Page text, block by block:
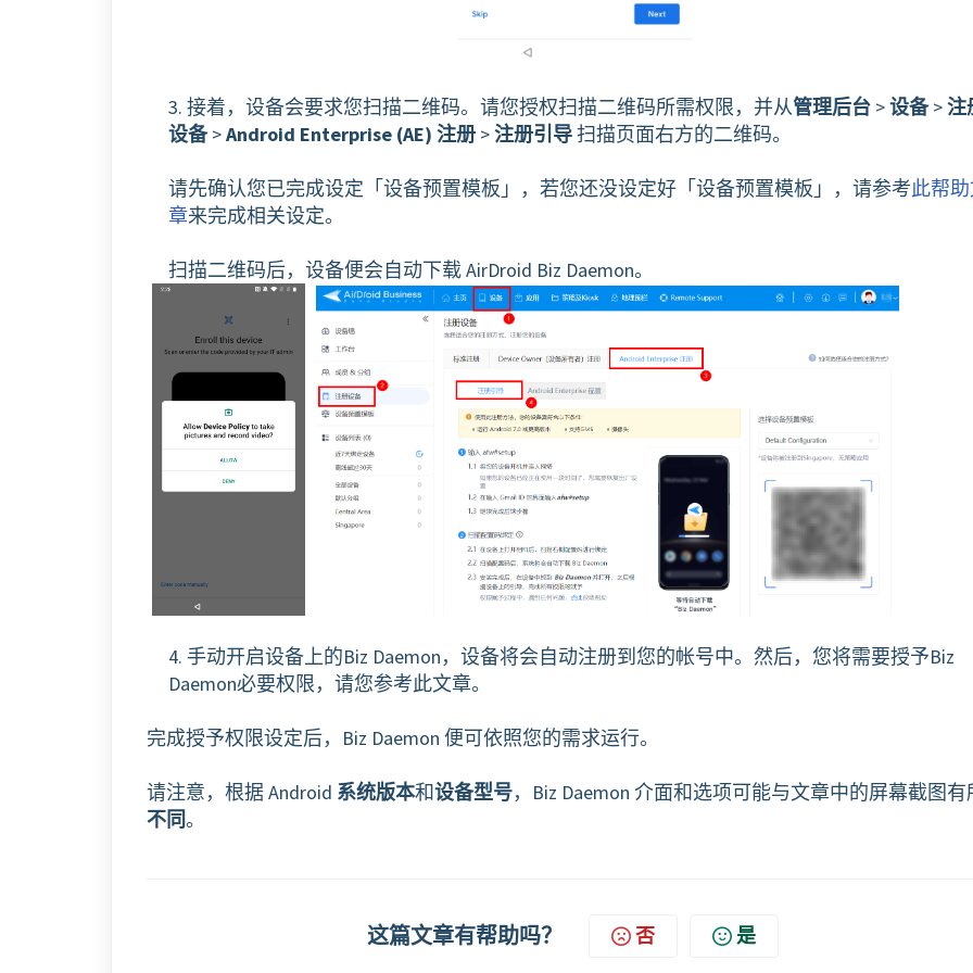
3. 接着，设备会要求您扫描二维码。请您授权扫描二维码所需权限，并从管理后台 >设备>注
设备>Android Enterprise (AE) 注册 >注册引导扫描页面右方的二维码。
请先确认您已完成设定「设备预置模板」，若您还没设定好「设备预置模板」，请参考此帮
章来完成相关设定。
扫描二维码后，设备便会自动下载 AirDroid Biz Daemon。
4. 手动开启设备上的Biz Daemon，设备将会自动注册到您的帐号中。然后，您将需要授予Biz
Daemon必要权限，请您参考此文章。
完成授予权限设定后，Biz Daemon 便可依照您的需求运行。
请注意，根据 Android 系统版本和设备型号，Biz Daemon 介面和选项可能与文章中的屏幕截图有
不同。
这篇文章有帮助吗？ 否 是